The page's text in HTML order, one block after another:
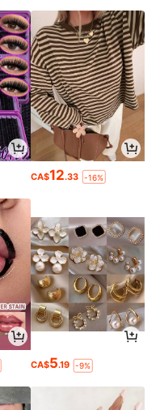
CA$12.33 -16%
CA$5.19 -9%